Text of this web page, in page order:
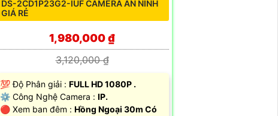
DS-2CD1P23G2-IUF CAMERA AN NINH
GIÁ RẺ
1,980,000 ₫
3,120,000 ₫
💯 Độ Phân giải : FULL HD 1080P .
⚙ Công Nghệ Camera : IP.
🔴 Xem ban đêm : Hồng Ngoại 30m Có